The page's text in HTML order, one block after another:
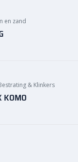
en zand
& Klinkers